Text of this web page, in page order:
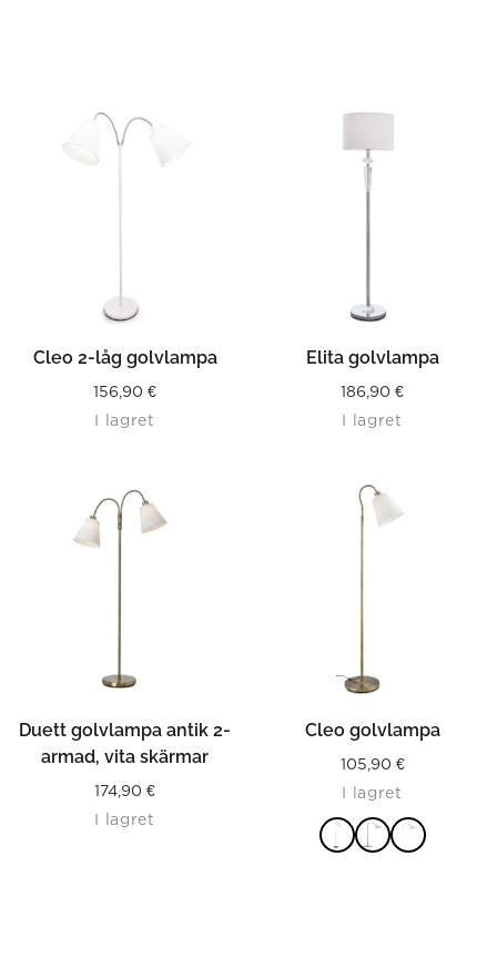
Cleo 2-låg golvlampa
156,90 €
I lagret
Elita golvlampa
186,90 €
I lagret
Duett golvlampa antik 2-
armad, vita skärmar
174,90 €
I lagret
Cleo golvlampa
105,90 €
I lagret